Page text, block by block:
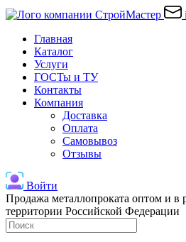
Главная
Каталог
Услуги
ГОСТы и ТУ
Контакты
Компания
Доставка
Оплата
Самовывоз
Отзывы
Войти
Продажа металлопроката оптом и в
территории Российской Федерации